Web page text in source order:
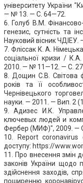
університету України
— № 13. — С. 64—72.
6. Голуб В.М.
генезис, сутність та
Науковий вісник
7. Фліссак К. А.
соціальної кризи /
2010. — № 11—12. — С.
8. Дощин С.В. Світова
років та її
Чернівецького
науки. — 2011. — Вип. 2
9. Адизес И.К.
ключевых людей и
Фербер (МИФ)", 2009. —
10. Report
доступу: https://
11. Про внесення змін
законів України щодо
здійснення заходів,
поширенню